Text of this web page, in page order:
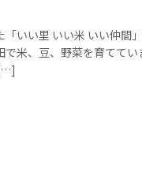
いい里 いい米 いい仲間
米、豆、野菜を育てて